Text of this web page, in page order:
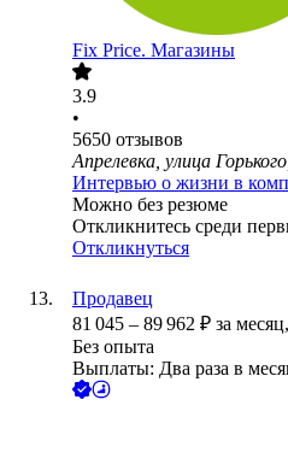
Fix Price. Магазины
3.9
•
5650 отзывов
Апрелевка, улица
Интервью о жизни в
Можно без резюме
Откликнитесь среди
Откликнуться
Продавец
81 045 – 89 962 ₽ за месяц,
Без опыта
Выплаты: Два раза в